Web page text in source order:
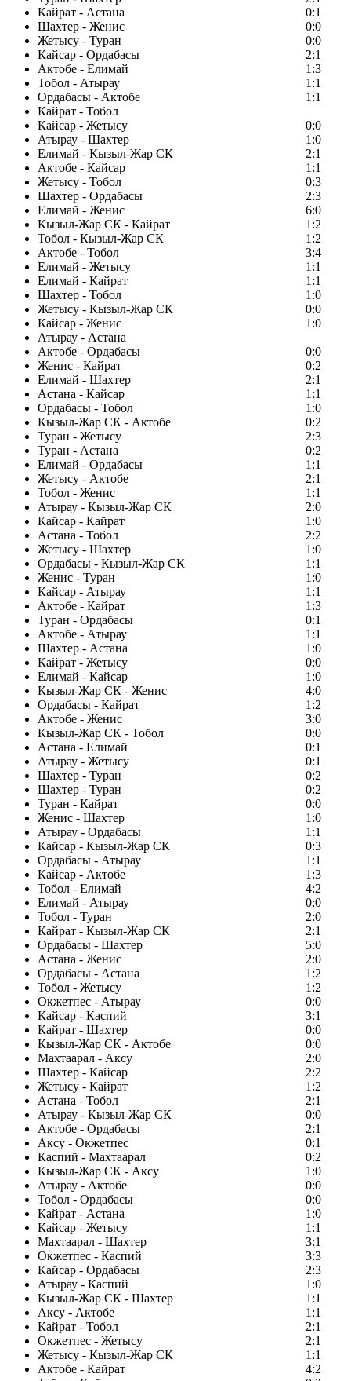
Кайрат - Астана
0:1
Шахтер - Женис
0:0
Жетысу - Туран
0:0
Кайсар - Ордабасы
2:1
Актобе - Елимай
1:3
Тобол - Атырау
1:1
Ордабасы - Актобе
1:1
Кайрат - Тобол
Кайсар - Жетысу
0:0
Атырау - Шахтер
1:0
Елимай - Кызыл-Жар СК
2:1
Актобе - Кайсар
1:1
Жетысу - Тобол
0:3
Шахтер - Ордабасы
2:3
Елимай - Женис
6:0
Кызыл-Жар СК - Кайрат
1:2
Тобол - Кызыл-Жар СК
1:2
Актобе - Тобол
3:4
Елимай - Жетысу
1:1
Елимай - Кайрат
1:1
Шахтер - Тобол
1:0
Жетысу - Кызыл-Жар СК
0:0
Кайсар - Женис
1:0
Атырау - Астана
Актобе - Ордабасы
0:0
Женис - Кайрат
0:2
Елимай - Шахтер
2:1
Астана - Кайсар
1:1
Ордабасы - Тобол
1:0
Кызыл-Жар СК - Актобе
0:2
Туран - Жетысу
2:3
Туран - Астана
0:2
Елимай - Ордабасы
1:1
Жетысу - Актобе
2:1
Тобол - Женис
1:1
Атырау - Кызыл-Жар СК
2:0
Кайсар - Кайрат
1:0
Астана - Тобол
2:2
Жетысу - Шахтер
1:0
Ордабасы - Кызыл-Жар СК
1:1
Женис - Туран
1:0
Кайсар - Атырау
1:1
Актобе - Кайрат
1:3
Туран - Ордабасы
0:1
Актобе - Атырау
1:1
Шахтер - Астана
1:0
Кайрат - Жетысу
0:0
Елимай - Кайсар
1:0
Кызыл-Жар СК - Женис
4:0
Ордабасы - Кайрат
1:2
Актобе - Женис
3:0
Кызыл-Жар СК - Тобол
0:0
Астана - Елимай
0:1
Атырау - Жетысу
0:1
Шахтер - Туран
0:2
Шахтер - Туран
0:2
Туран - Кайрат
0:0
Женис - Шахтер
1:0
Атырау - Ордабасы
1:1
Кайсар - Кызыл-Жар СК
0:3
Ордабасы - Атырау
1:1
Кайсар - Актобе
1:3
Тобол - Елимай
4:2
Елимай - Атырау
0:0
Тобол - Туран
2:0
Кайрат - Кызыл-Жар СК
2:1
Ордабасы - Шахтер
5:0
Астана - Женис
2:0
Ордабасы - Астана
1:2
Тобол - Жетысу
1:2
Окжетпес - Атырау
0:0
Кайсар - Каспий
3:1
Кайрат - Шахтер
0:0
Кызыл-Жар СК - Актобе
0:0
Махтаарал - Аксу
2:0
Шахтер - Кайсар
2:2
Жетысу - Кайрат
1:2
Астана - Тобол
2:1
Атырау - Кызыл-Жар СК
0:0
Актобе - Ордабасы
2:1
Аксу - Окжетпес
0:1
Каспий - Махтаарал
0:2
Кызыл-Жар СК - Аксу
1:0
Атырау - Актобе
0:0
Тобол - Ордабасы
0:0
Кайрат - Астана
1:0
Кайсар - Жетысу
1:1
Махтаарал - Шахтер
3:1
Окжетпес - Каспий
3:3
Кайсар - Ордабасы
2:3
Атырау - Каспий
1:0
Кызыл-Жар СК - Шахтер
1:1
Аксу - Актобе
1:1
Кайрат - Тобол
2:1
Окжетпес - Жетысу
2:1
Жетысу - Кызыл-Жар СК
1:1
Актобе - Кайрат
4:2